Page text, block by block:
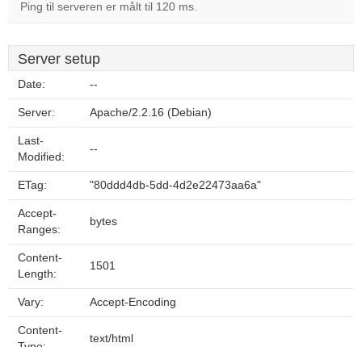
Ping til serveren er målt til 120 ms.
Server setup
Date: --
Server: Apache/2.2.16 (Debian)
Last-
Modified:
--
ETag: "80ddd4db-5dd-4d2e22473aa6a"
Accept-
Ranges:
bytes
Content-
Length:
1501
Vary: Accept-Encoding
Content-
text/html